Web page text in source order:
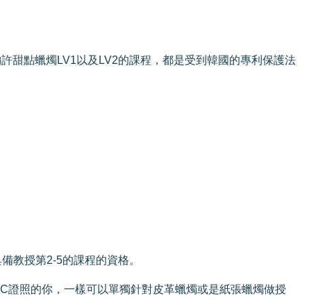
甜點蠟燭LV1以及LV2的課程，都是受到韓國的專利保護法
教授第2-5的課程的資格。
照的你，一樣可以單獨針對皮革蠟燭或是紙張蠟燭做授